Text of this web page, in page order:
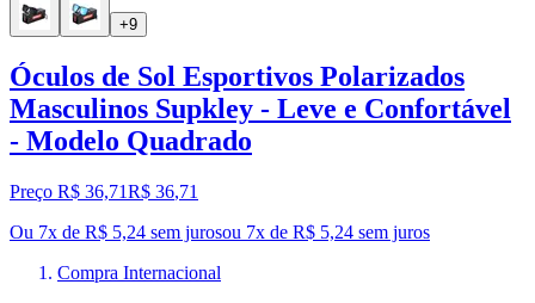
+9
Óculos de Sol Esportivos Polarizados
Masculinos Supkley - Leve e Confortável
- Modelo Quadrado
Preço R$ 36,71R$ 36,71
Ou 7x de R$ 5,24 sem jurosou 7x de R$ 5,24 sem juros
Compra Internacional